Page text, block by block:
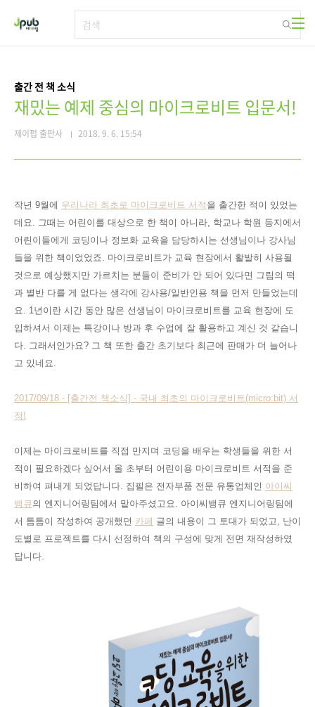
출간 전 책 소식
재밌는 예제 중심의 마이크로비트 입문서!
제이펍 출판사 2018. 9. 6. 15:54
작년 9월에 우리나라 최초로 마이크로비트 서적 을 출간한 적이 있었는
데요. 그때는 어린이를 대상으로 한 책이 아니라, 학교나 학원 등지에서
어린이들에게 코딩이나 정보화 교육을 담당하시는 선생님이나 강사님
들을 위한 책이었었죠. 마이크로비트가 교육 현장에서 활발히 사용될
것으로 예상했지만 가르치는 분들이 준비가 안 되어 있다면 그림의 떡
과 별반 다를 게 없다는 생각에 강사용/일반인용 책을 먼저 만들었는데
요. 1년이란 시간 동안 많은 선생님이 마이크로비트를 교육 현장에 도
입하셔서 이제는 특강이나 방과 후 수업에 잘 활용하고 계신 것 같습니
다. 그래서인가요? 그 책 또한 출간 초기보다 최근에 판매가 더 늘어나
고 있네요.
2017/09/18 - [출간전 책소식] - 국내 최초의 마이크로비트(micro:bit) 서
적!
이제는 마이크로비트를 직접 만지며 코딩을 배우는 학생들을 위한 서
적이 필요하겠다 싶어서 올 초부터 어린이용 마이크로비트 서적을 준
비하여 펴내게 되었답니다. 집필은 전자부품 전문 유통업체인 아이씨
뱅큐의 엔지니어링팀에서 맡아주셨고요. 아이씨뱅큐 엔지니어링팀에
서 틈틈이 작성하여 공개했던 카페 글의 내용이 그 토대가 되었고, 난이
도별로 프로젝트를 다시 선정하여 책의 구성에 맞게 전면 재작성하였
답니다.